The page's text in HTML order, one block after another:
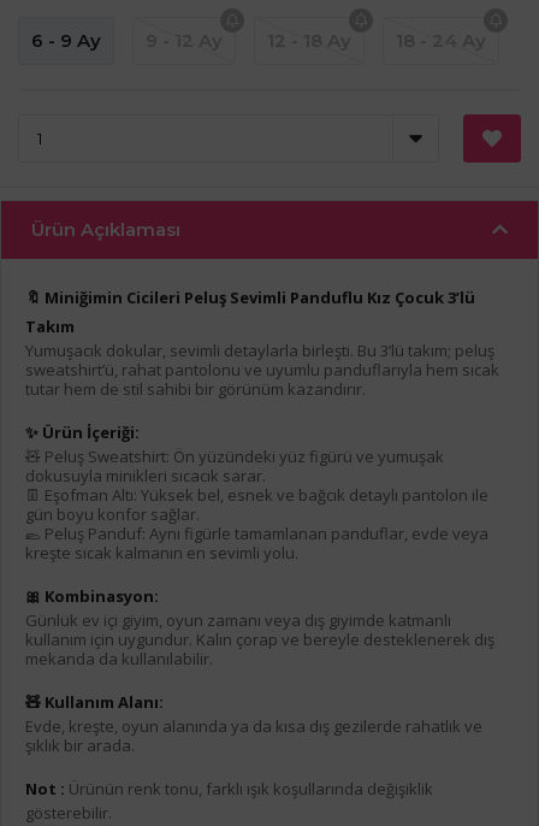
6 - 9 Ay
Ürün Açıklaması
🔖 Miniğimin Cicileri Peluş Sevimli Panduflu Kız Çocuk 3’lü
Takım
Yumuşacık dokular, sevimli detaylarla birleşti. Bu 3’lü takım; peluş
sweatshirt’ü, rahat pantolonu ve uyumlu panduflarıyla hem sıcak
tutar hem de stil sahibi bir görünüm kazandırır.
✨ Ürün İçeriği:
🧸 Peluş Sweatshirt: Ön yüzündeki yüz figürü ve yumuşak
dokusuyla minikleri sıcacık sarar.
👖 Eşofman Altı: Yüksek bel, esnek ve bağcık detaylı pantolon ile
gün boyu konfor sağlar.
🥿 Peluş Panduf: Aynı figürle tamamlanan panduflar, evde veya
kreşte sıcak kalmanın en sevimli yolu.
🎀 Kombinasyon:
Günlük ev içi giyim, oyun zamanı veya dış giyimde katmanlı
kullanım için uygundur. Kalın çorap ve bereyle desteklenerek dış
mekanda da kullanılabilir.
🧸 Kullanım Alanı:
Evde, kreşte, oyun alanında ya da kısa dış gezilerde rahatlık ve
şıklık bir arada.
Not : Ürünün renk tonu, farklı ışık koşullarında değişiklik
gösterebilir.